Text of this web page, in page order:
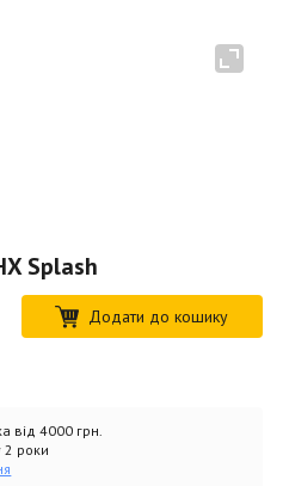
Splash
Додати до кошику
від 4000 грн.
2 роки